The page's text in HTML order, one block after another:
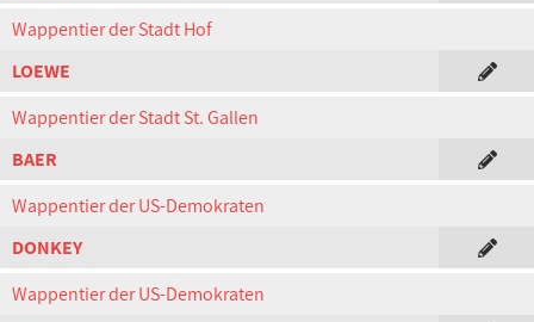
Wappentier der Stadt Hof
LOEWE
Wappentier der Stadt St. Gallen
BAER
Wappentier der US-Demokraten
DONKEY
Wappentier der US-Demokraten